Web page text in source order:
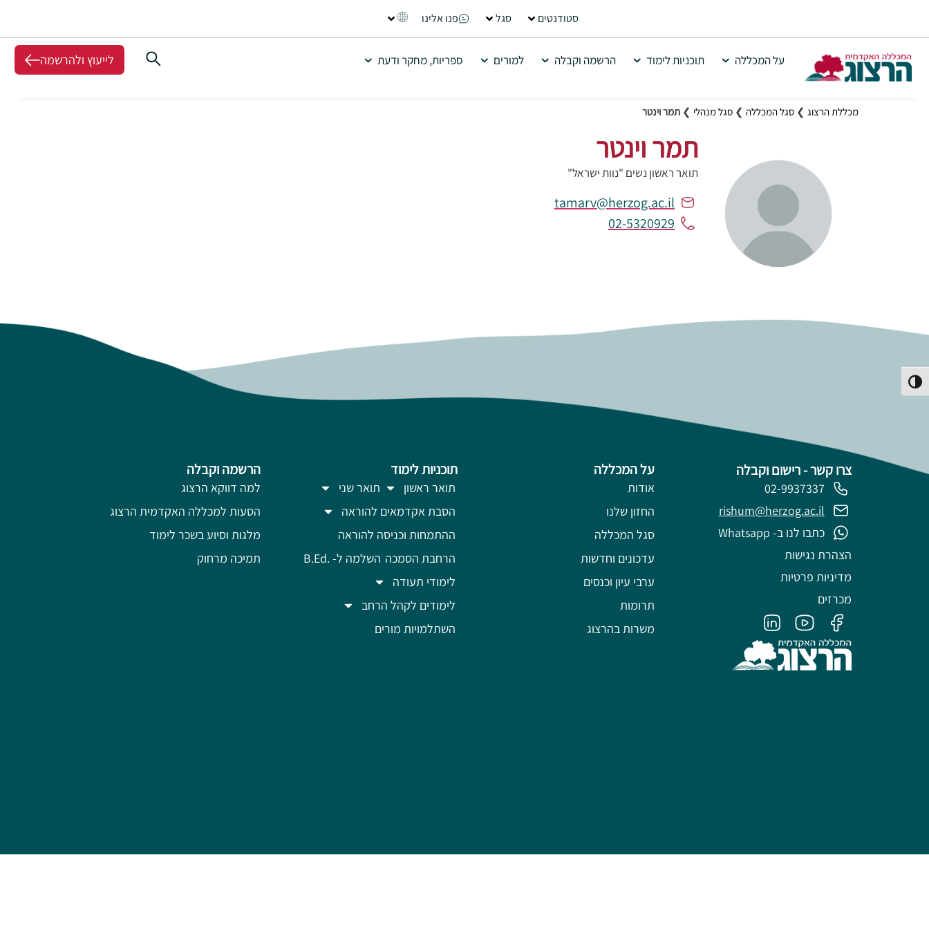
הפעל/כבה ניגודיות גבוהה
סטודנטים סגל פנו אלינו
על המכללה תוכניות לימוד הרשמה וקבלה למורים ספריות, מחקר ודעת לייעוץ ולהרשמה
מכללת הרצוג ❯ סגל המכללה ❯ סגל מנהלי ❯ תמר וינטר
תמר וינטר
תואר ראשון נשים "נוות ישראל"
tamarv@herzog.ac.il
02-5320929
צרו קשר - רישום וקבלה
02-9937337
rishum@herzog.ac.il
כתבו לנו ב- Whatsapp
הצהרת נגישות
מדיניות פרטיות
מכרזים
על המכללה
אודות
החזון שלנו
סגל המכללה
עדכונים וחדשות
ערבי עיון וכנסים
תרומות
משרות בהרצוג
תוכניות לימוד
תואר ראשון
תואר שני
הסבת אקדמאים להוראה
ההתמחות וכניסה להוראה
הרחבת הסמכה השלמה ל- .B.Ed
לימודי תעודה
לימודים לקהל הרחב
השתלמויות מורים
הרשמה וקבלה
למה דווקא הרצוג
הסעות למכללה האקדמית הרצוג
מלגות וסיוע בשכר לימוד
תמיכה מרחוק